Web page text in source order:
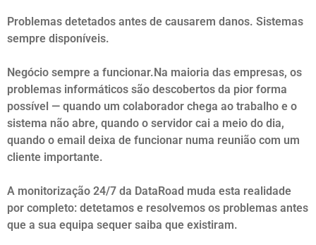
Problemas detetados antes de causarem danos. Sistemas
sempre disponíveis.
Negócio sempre a funcionar.Na maioria das empresas, os
problemas informáticos são descobertos da pior forma
possível — quando um colaborador chega ao trabalho e o
sistema não abre, quando o servidor cai a meio do dia,
quando o email deixa de funcionar numa reunião com um
cliente importante.
A monitorização 24/7 da DataRoad muda esta realidade
por completo: detetamos e resolvemos os problemas antes
que a sua equipa sequer saiba que existiram.